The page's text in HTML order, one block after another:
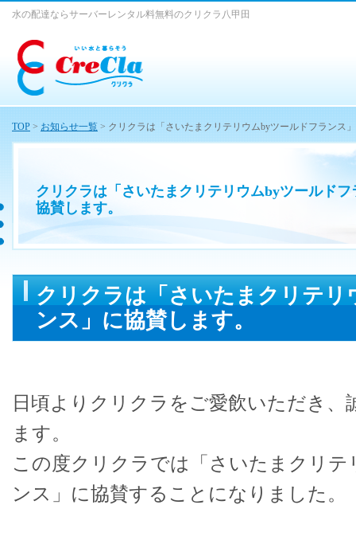
クリクラは「さいたまクリテリウムbyツールドフ
協賛します。
水の配達ならサーバーレンタル料無料のクリクラ八甲田
クリクラは「さいたまクリテリ
ンス」に協賛します。
日頃よりクリクラをご愛飲いただき
ます。
この度クリクラでは「さいたまクリ
ンス」に協賛することになりました。
TOP > お知らせ一覧 > クリクラは「さいたまクリテリウムbyツールドフランス